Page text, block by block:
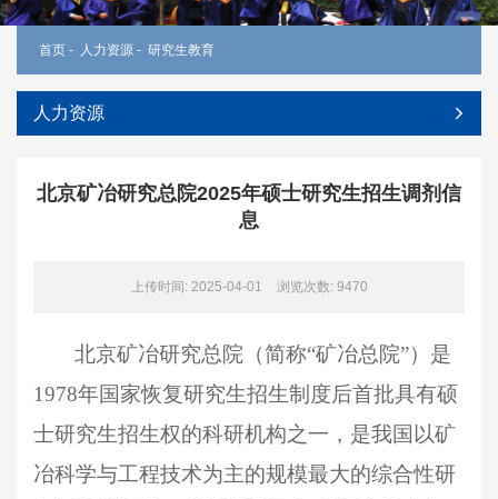
首页 - 人力资源 - 研究生教育
人力资源
北京矿冶研究总院2025年硕士研究生招生调剂信
息
上传时间: 2025-04-01 浏览次数: 9470
北京矿冶研究总院（简称“矿冶总院”）是
1978年国家恢复研究生招生制度后首批具有硕
士研究生招生权的科研机构之一，是我国以矿
冶科学与工程技术为主的规模最大的综合性研